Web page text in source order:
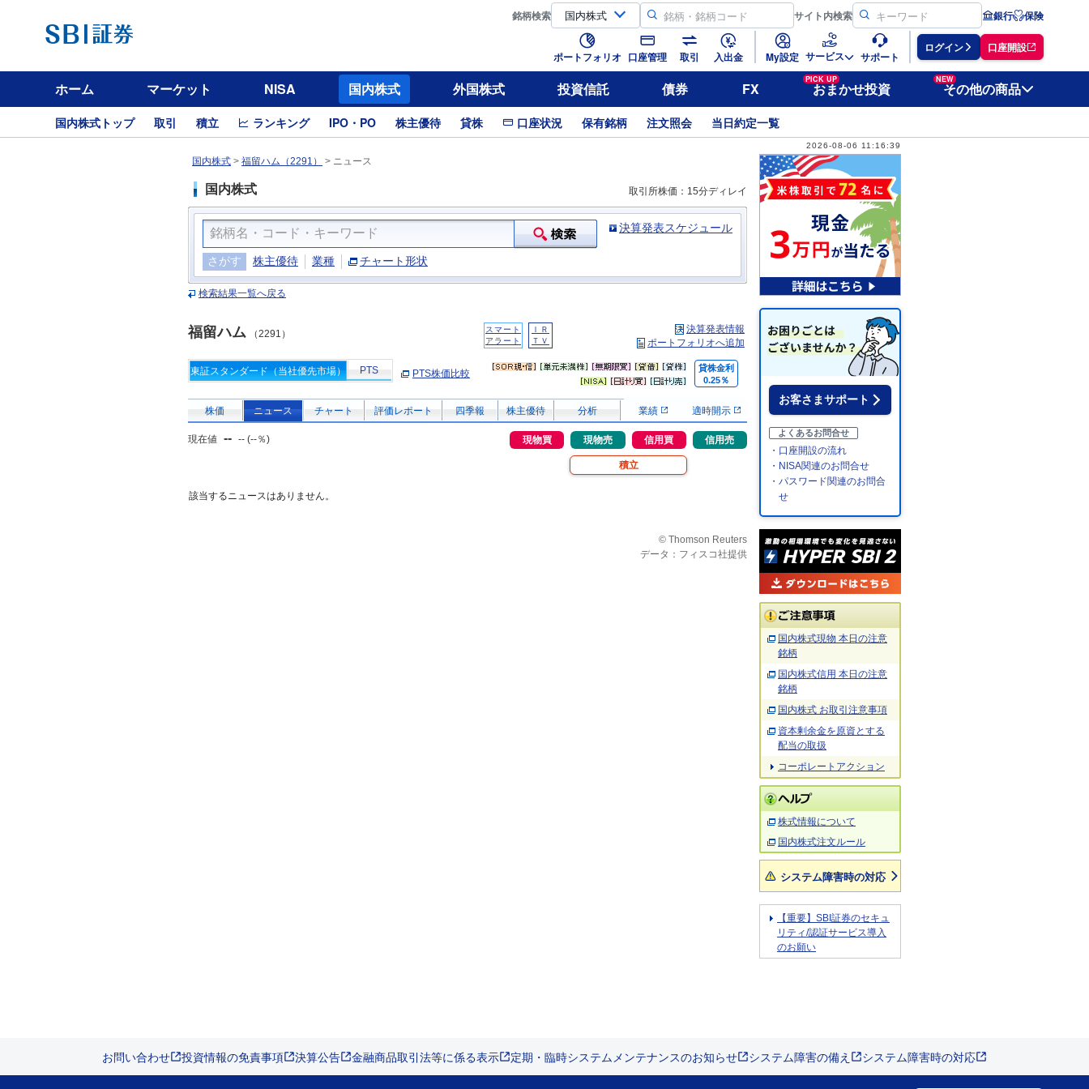
銘柄検索 サイト内検索 銀行 保険
ポートフォリオ 口座管理 取引 入出金 My設定 サービス サポート
ログイン 口座開設
ホーム マーケット NISA 国内株式 外国株式 投資信託 債券 FX
PICK UP
おまかせ投資
NEW
その他の商品
国内株式トップ 取引 積立 ランキング IPO・PO 株主優待 貸株 口座状況 保有銘柄 注文照会 当日約定一覧
2026-08-06 11:16:39
国内株式 > 福留ハム（2291） > ニュース
国内株式 取引所株価：15分ディレイ
決算発表スケジュール
さがす 株主優待 業種 チャート形状
検索結果一覧へ戻る
福留ハム （2291）
スマート
アラート
ＩＲ
ＴＶ
決算発表情報
ポートフォリオへ追加
東証スタンダード（当社優先市場） PTS PTS株価比較
貸株金利
0.25％
株価 ニュース チャート 評価レポート 四季報 株主優待 分析 業績 適時開示
現在値 -- -- (--％) 現物買 現物売 信用買 信用売
積立
該当するニュースはありません。
© Thomson Reuters
データ：フィスコ社提供
お客さまサポート
よくあるお問合せ
・口座開設の流れ
・NISA関連のお問合せ
・パスワード関連のお問合
せ
国内株式現物 本日の注意
銘柄
国内株式信用 本日の注意
銘柄
国内株式 お取引注意事項
資本剰余金を原資とする
配当の取扱
コーポレートアクション
株式情報について
国内株式注文ルール
システム障害時の対応
【重要】SBI証券のセキュ
リティ/認証サービス導入
のお願い
お問い合わせ 投資情報の免責事項 決算公告 金融商品取引法等に係る表示 定期・臨時システムメンテナンスのお知らせ システム障害の備え システム障害時の対応